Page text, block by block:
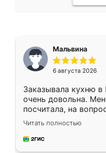
Мальвина
6 августа 2026
Заказывала кухню в
очень довольна.
посчитала, на
Замерщик приехал в
делу со всей
за день, ребята
Читать полностью